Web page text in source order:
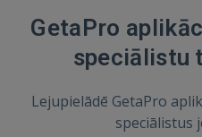
GetaPro
speciālistu
Lejupielādē GetaPro
speciālistus